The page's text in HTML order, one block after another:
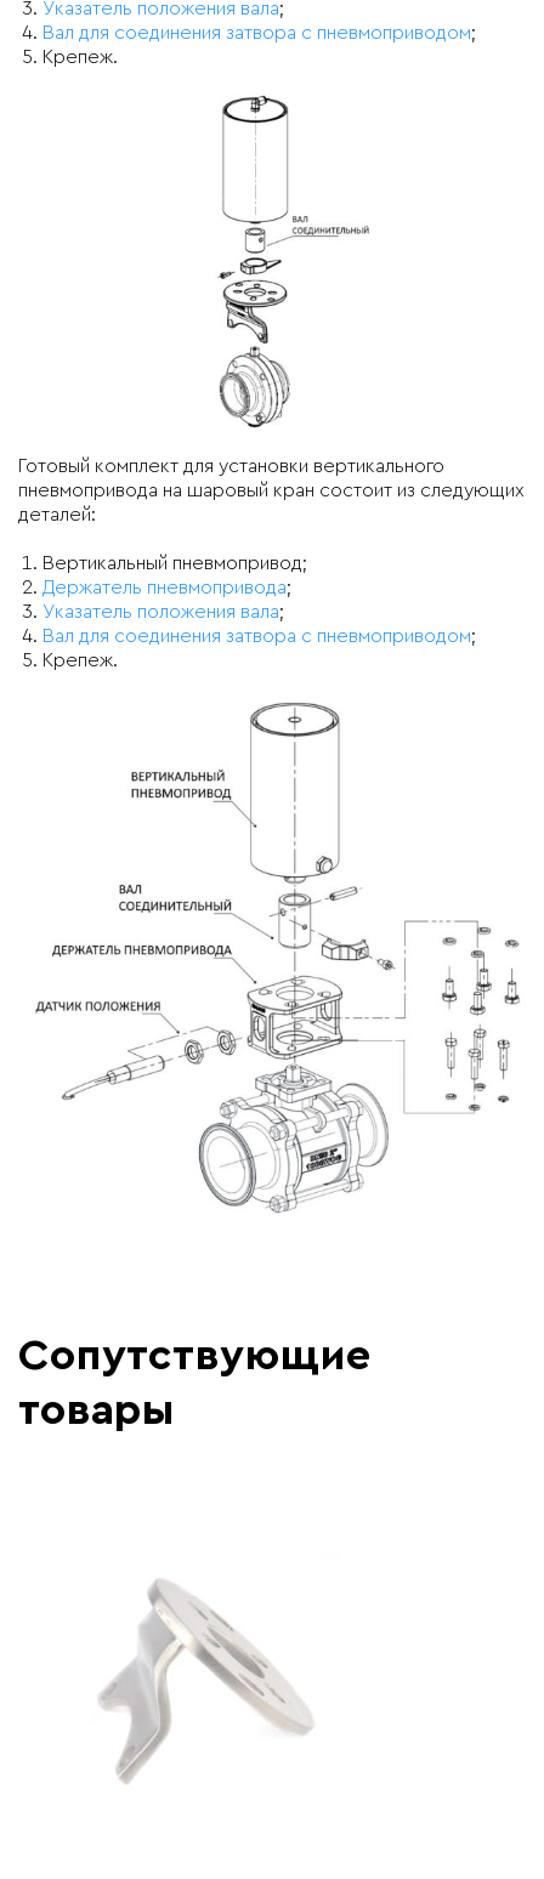
Указатель положения вала;
Вал для соединения затвора с пневмоприводом;
Крепеж.
Готовый комплект для установки вертикального
пневмопривода на шаровый кран состоит из следующих
деталей:
Вертикальный пневмопривод;
Держатель пневмопривода;
Указатель положения вала;
Вал для соединения затвора с пневмоприводом;
Крепеж.
Сопутствующие
товары